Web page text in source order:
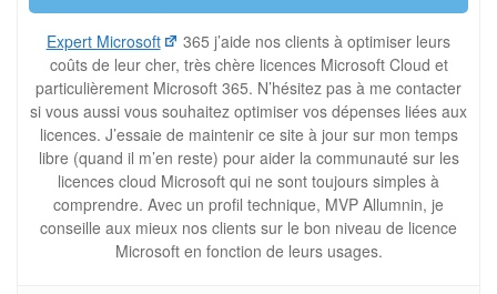
Expert Microsoft
365 j’aide nos clients à optimiser leurs
coûts de leur cher, très chère licences Microsoft Cloud et
particulièrement Microsoft 365. N’hésitez pas à me contacter
si vous aussi vous souhaitez optimiser vos dépenses liées aux
licences. J’essaie de maintenir ce site à jour sur mon temps
libre (quand il m’en reste) pour aider la communauté sur les
licences cloud Microsoft qui ne sont toujours simples à
comprendre. Avec un profil technique, MVP Allumnin, je
conseille aux mieux nos clients sur le bon niveau de licence
Microsoft en fonction de leurs usages.